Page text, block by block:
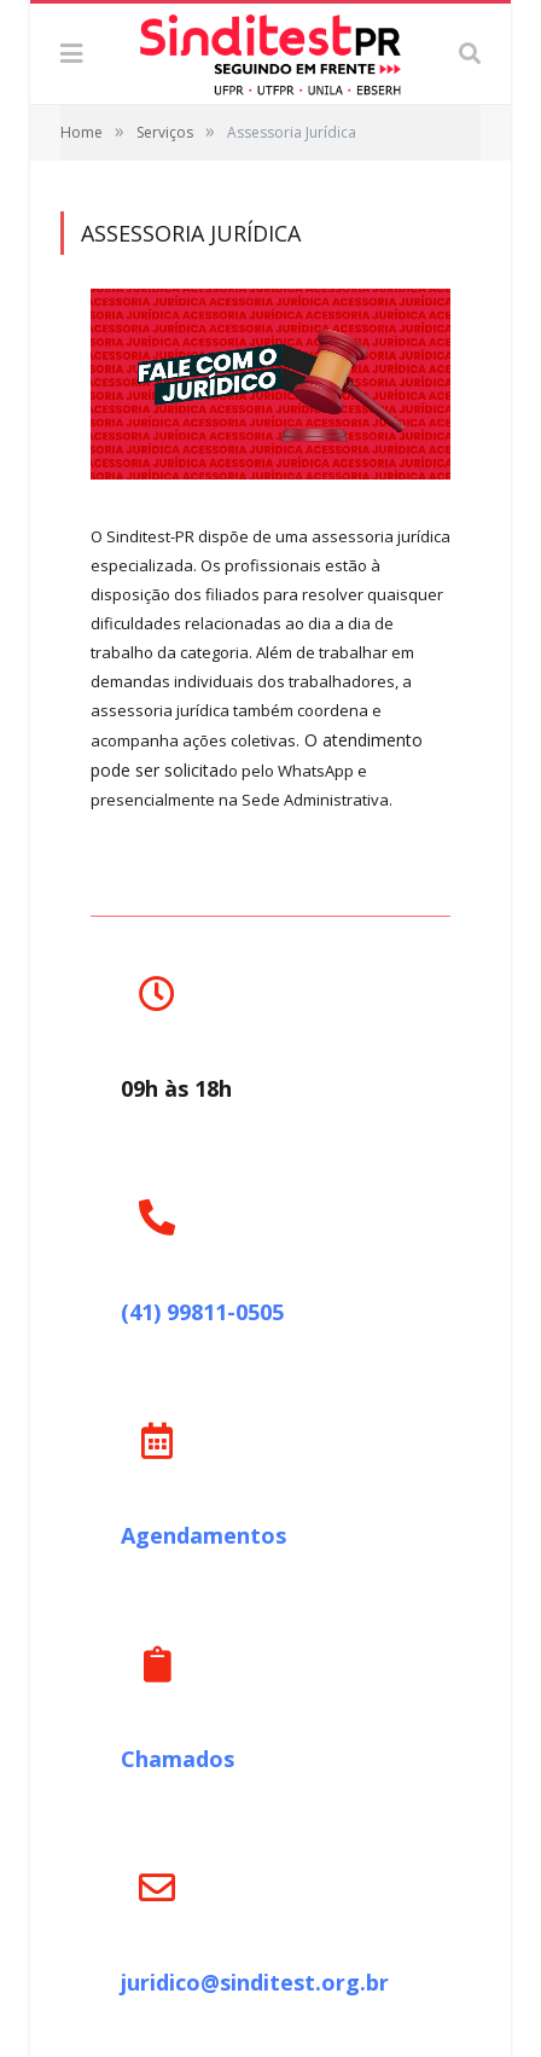
Home » Serviços » Assessoria Jurídica
ASSESSORIA JURÍDICA
O Sinditest-PR dispõe de uma assessoria jurídica
especializada. Os profissionais estão à
disposição dos filiados para resolver quaisquer
dificuldades relacionadas ao dia a dia de
trabalho da categoria. Além de trabalhar em
demandas individuais dos trabalhadores, a
assessoria jurídica também coordena e
acompanha ações coletivas. O atendimento
pode ser solicitado pelo WhatsApp e
presencialmente na Sede Administrativa.
09h às 18h
(41) 99811-0505
Agendamentos
Chamados
juridico@sinditest.org.br